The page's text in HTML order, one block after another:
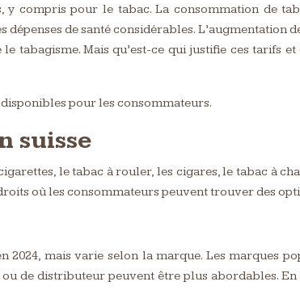
y compris pour le tabac. La consommation de
de santé considérables. L’augmentation
tabagisme. Mais qu’est-ce qui justifie ces tarifs
pour les consommateurs.
suisse
le tabac à rouler, les cigares, le tabac à
où les consommateurs peuvent trouver des
2024, mais varie selon la marque. Les marques
de distributeur peuvent être plus abordables. En